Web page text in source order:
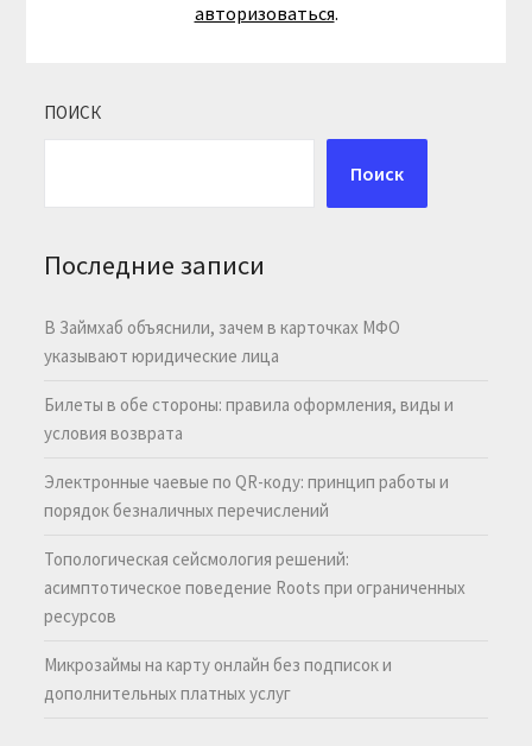
авторизоваться.
ПОИСК
Поиск
Последние записи
В Займхаб объяснили, зачем в карточках МФО
указывают юридические лица
Билеты в обе стороны: правила оформления, виды и
условия возврата
Электронные чаевые по QR-коду: принцип работы и
порядок безналичных перечислений
Топологическая сейсмология решений:
асимптотическое поведение Roots при ограниченных
ресурсов
Микрозаймы на карту онлайн без подписок и
дополнительных платных услуг